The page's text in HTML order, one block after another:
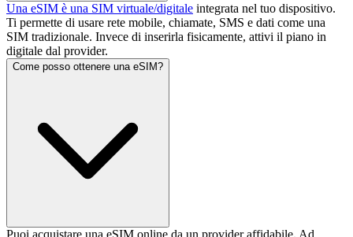
Una eSIM è una SIM virtuale/digitale integrata nel tuo dispositivo.
Ti permette di usare rete mobile, chiamate, SMS e dati come una
SIM tradizionale. Invece di inserirla fisicamente, attivi il piano in
digitale dal provider.
Come posso ottenere una eSIM?
Puoi acquistare una eSIM online da un provider affidabile. Ad